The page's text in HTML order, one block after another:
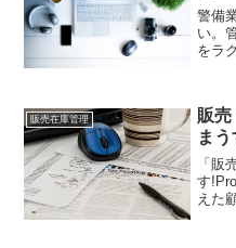
警備
い。
をラ
し、
ソフ
販売在庫管理
販売
ま
「販
す
えた